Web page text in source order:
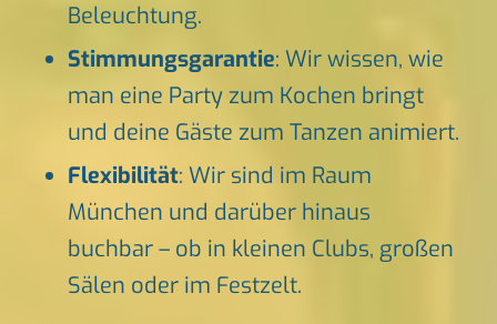
Beleuchtung.
Stimmungsgarantie: Wir wissen, wie
man eine Party zum Kochen bringt
und deine Gäste zum Tanzen animiert.
Flexibilität: Wir sind im Raum
München und darüber hinaus
buchbar – ob in kleinen Clubs, großen
Sälen oder im Festzelt.